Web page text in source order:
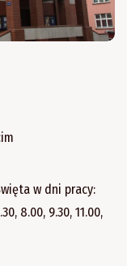
w dni pracy:
8.00, 9.30, 11.00,